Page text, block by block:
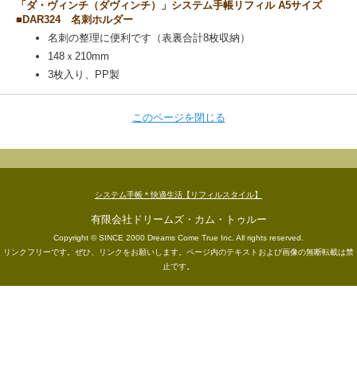
「ダ・ヴィンチ（ダヴィンチ）」システム手帳リフィル A5サイズ
■DAR324 名刺ホルダー
名刺の整理に便利です（表裏合計8枚収納）
148ｘ210mm
3枚入り、PP製
このページを閉じる
システム手帳＊快適生活【リフィルスタイル】
有限会社ドリームズ・カム・トゥルー
Copyright © SINCE 2000 Dreams Come True Inc. All rights reserved.
リンクフリーです。ぜひ、リンクをお願いします。ページ内のテキストおよび画像の無断転載は禁
止です。